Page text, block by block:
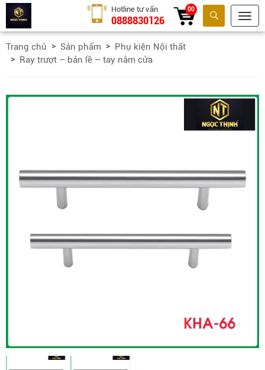
Tìm kiếm
Hotline tư vấn
0888830126
00
Trang chủ Sản phẩm
Phụ kiện Nội thất
Ray trượt – bản lề – tay nắm cửa